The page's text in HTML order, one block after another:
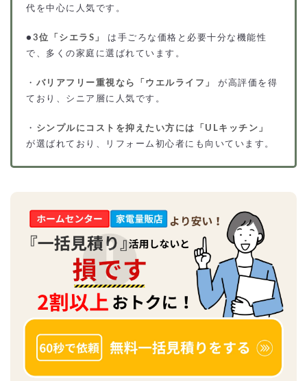
代を中心に人気です。
● 3位「シエラS」
は手ごろな価格と必要十分な機能性
で、多くの家庭に選ばれています。
・ バリアフリー重視なら「ウエルライフ」
が高評価を得
ており、シニア層に人気です。
・
シンプルにコストを抑えたい方には「ULキッチン」
が選ばれており、リフォーム初心者にも向いています。